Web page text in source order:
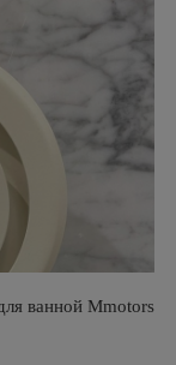
ванной Mmotors